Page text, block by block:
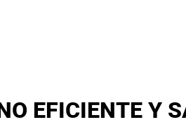
EFICIENTE Y